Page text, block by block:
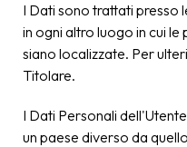
I Dati sono trattati presso
in ogni altro luogo in cui
siano localizzate. Per
Titolare.
I Dati Personali
un paese diverso da